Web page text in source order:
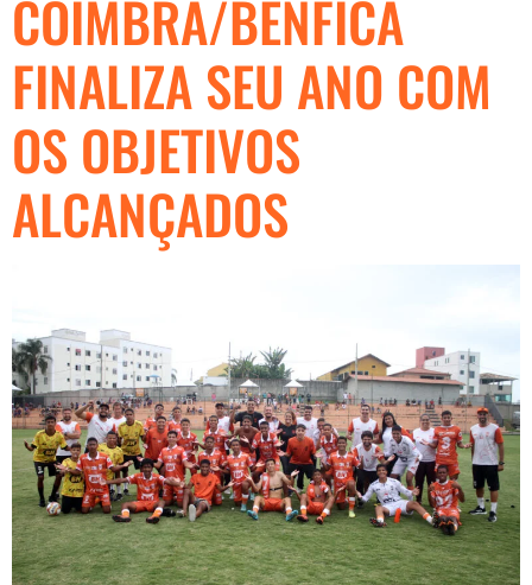
COIMBRA/BENFICA
FINALIZA SEU ANO COM
OS OBJETIVOS
ALCANÇADOS